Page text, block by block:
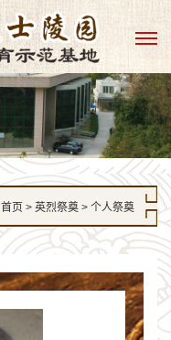
首页 > 英烈祭奠 > 个人祭奠